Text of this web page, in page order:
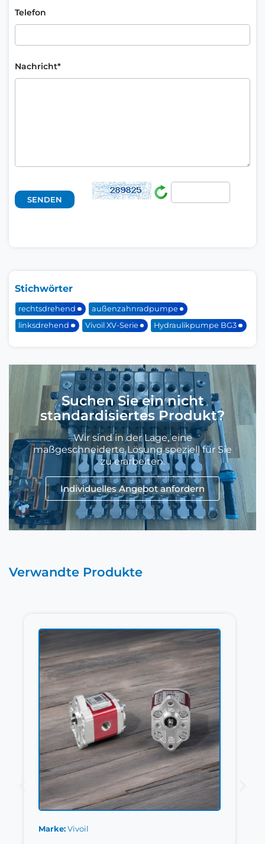
Telefon
Nachricht*
Stichwörter
rechtsdrehend
außenzahnradpumpe
linksdrehend
Vivoil XV-Serie Hydraulikpumpe BG3
Suchen Sie ein nicht
standardisiertes Produkt?
Wir sind in der Lage, eine
maßgeschneiderte Lösung speziell für Sie
zu erarbeiten.
Individuelles Angebot anfordern
Verwandte Produkte
Marke Vivoil